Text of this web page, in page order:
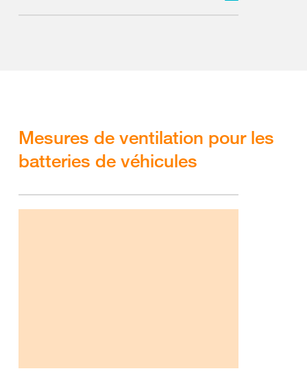
Mesures de ventilation pour les
batteries de véhicules